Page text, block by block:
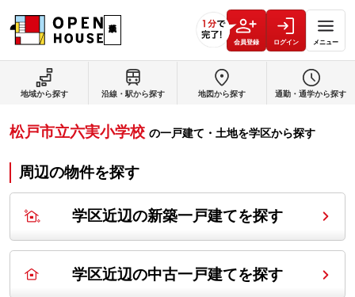
会員登録 ログイン メニュー
地域から探す 沿線・駅から探す 地図から探す 通勤・通学から探す
松戸市立六実小学校 の一戸建て・土地を学区から探す
周辺の物件を探す
学区近辺の新築一戸建てを探す
学区近辺の中古一戸建てを探す